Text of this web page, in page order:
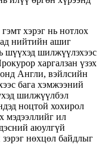
хэрэг нь нотлох
нийтийн ашиг
шүүхэд шилжүүлэхээс
харгалзан үзэх
Англи, вэйлсийн
бага хэмжээний
шилжүүлбэл
ноцтой хохирол
мэдээллийг ил
аюулгүй
зэрэг нөхцөл байдлыг